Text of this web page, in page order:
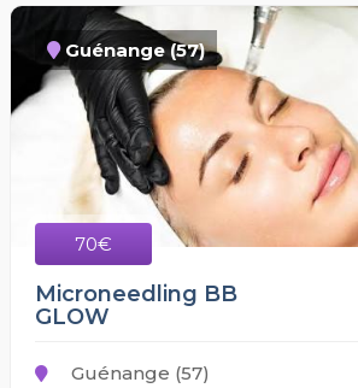
Guénange (57)
70€
Microneedling BB
GLOW
Guénange (57)